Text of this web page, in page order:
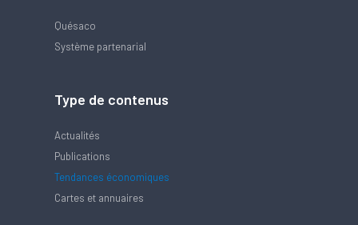
Quésaco
Système partenarial
Type de contenus
Actualités
Publications
Tendances économiques
Cartes et annuaires